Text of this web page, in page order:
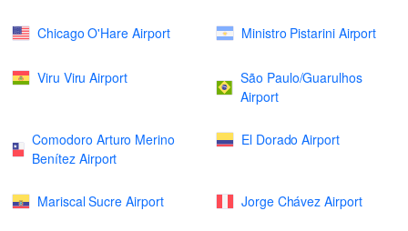
Chicago O'Hare Airport Ministro Pistarini Airport
Viru Viru Airport
São Paulo/Guarulhos
Airport
Comodoro Arturo Merino
Benítez Airport
El Dorado Airport
Mariscal Sucre Airport Jorge Chávez Airport